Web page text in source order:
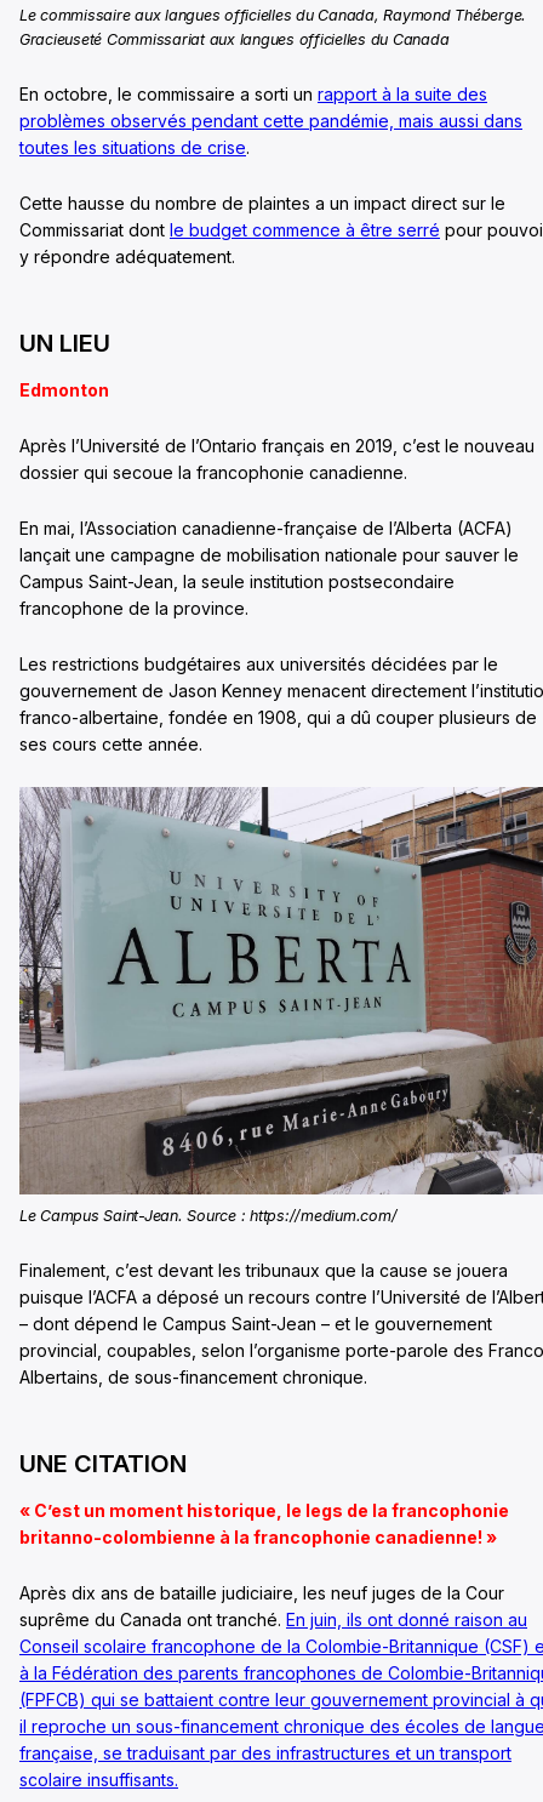
Le commissaire aux langues officielles du Canada, Raymond Théberge.
Gracieuseté Commissariat aux langues officielles du Canada
En octobre, le commissaire a sorti un rapport à la suite des
problèmes observés pendant cette pandémie, mais aussi dans
toutes les situations de crise.
Cette hausse du nombre de plaintes a un impact direct sur le
Commissariat dont le budget commence à être serré pour
y répondre adéquatement.
UN LIEU
Edmonton
Après l’Université de l’Ontario français en 2019, c’est le nouveau
dossier qui secoue la francophonie canadienne.
En mai, l’Association canadienne-française de l’Alberta (ACFA)
lançait une campagne de mobilisation nationale pour sauver le
Campus Saint-Jean, la seule institution postsecondaire
francophone de la province.
Les restrictions budgétaires aux universités décidées par le
gouvernement de Jason Kenney menacent directement
franco-albertaine, fondée en 1908, qui a dû couper plusieurs de
ses cours cette année.
Le Campus Saint-Jean. Source : https://medium.com/
Finalement, c’est devant les tribunaux que la cause se jouera
puisque l’ACFA a déposé un recours contre l’Université de
– dont dépend le Campus Saint-Jean – et le gouvernement
provincial, coupables, selon l’organisme porte-parole des
Albertains, de sous-financement chronique.
UNE CITATION
« C’est un moment historique, le legs de la francophonie
britanno-colombienne à la francophonie canadienne! »
Après dix ans de bataille judiciaire, les neuf juges de la Cour
suprême du Canada ont tranché. En juin, ils ont donné raison au
Conseil scolaire francophone de la Colombie-Britannique (CSF)
à la Fédération des parents francophones de Colombie-
(FPFCB) qui se battaient contre leur gouvernement provincial à
il reproche un sous-financement chronique des écoles de
française, se traduisant par des infrastructures et un transport
scolaire insuffisants.